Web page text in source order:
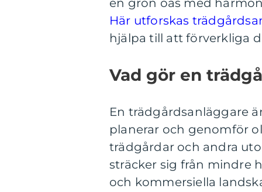
en grön oas med
Här utforskas
hjälpa till att förverkliga
Vad gör en
En trädgårdsanläggare
planerar och genomför
trädgårdar och andra
sträcker sig från mindre
och kommersiella